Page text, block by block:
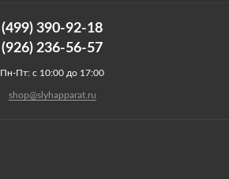
(499) 390-92-18
(926) 236-56-57
Пн-Пт: с 10:00 до 17:00
shop@slyhapparat.ru